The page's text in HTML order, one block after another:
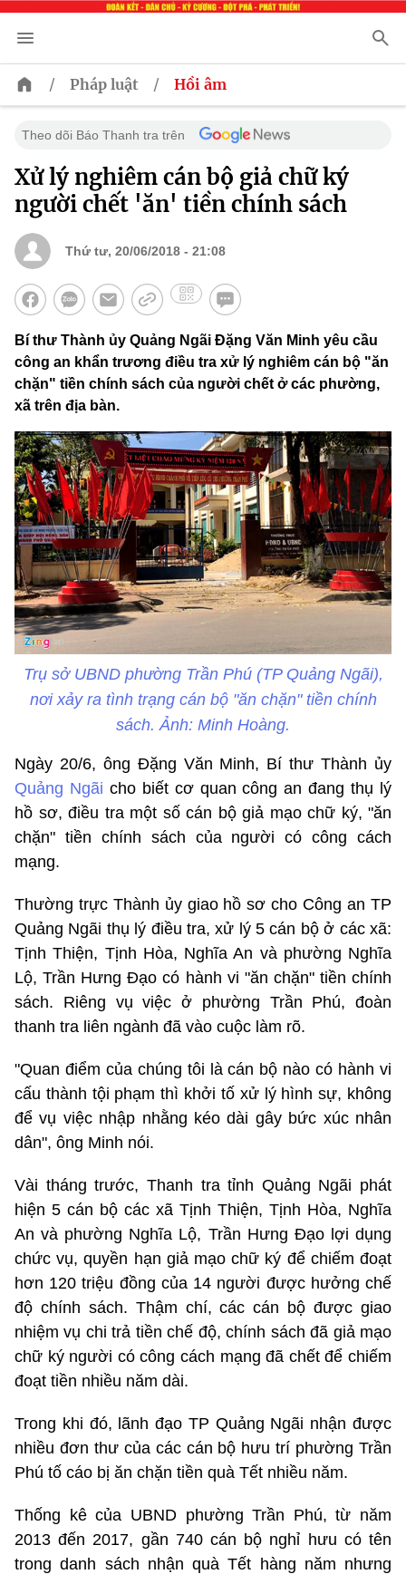
/ Pháp luật / Hồi âm
Theo dõi Báo Thanh tra trên
Xử lý nghiêm cán bộ giả chữ ký
người chết 'ăn' tiền chính sách
Thứ tư, 20/06/2018 - 21:08
Bí thư Thành ủy Quảng Ngãi Đặng Văn Minh yêu cầu
công an khẩn trương điều tra xử lý nghiêm cán bộ "ăn
chặn" tiền chính sách của người chết ở các phường,
xã trên địa bàn.
Trụ sở UBND phường Trần Phú (TP Quảng Ngãi),
nơi xảy ra tình trạng cán bộ "ăn chặn" tiền chính
sách. Ảnh: Minh Hoàng.
Ngày 20/6, ông Đặng Văn Minh, Bí thư Thành ủy
Quảng Ngãi cho biết cơ quan công an đang thụ lý
hồ sơ, điều tra một số cán bộ giả mạo chữ ký, "ăn
chặn" tiền chính sách của người có công cách
mạng.
Thường trực Thành ủy giao hồ sơ cho Công an TP
Quảng Ngãi thụ lý điều tra, xử lý 5 cán bộ ở các xã:
Tịnh Thiện, Tịnh Hòa, Nghĩa An và phường Nghĩa
Lộ, Trần Hưng Đạo có hành vi "ăn chặn" tiền chính
sách. Riêng vụ việc ở phường Trần Phú, đoàn
thanh tra liên ngành đã vào cuộc làm rõ.
"Quan điểm của chúng tôi là cán bộ nào có hành vi
cấu thành tội phạm thì khởi tố xử lý hình sự, không
để vụ việc nhập nhằng kéo dài gây bức xúc nhân
dân", ông Minh nói.
Vài tháng trước, Thanh tra tỉnh Quảng Ngãi phát
hiện 5 cán bộ các xã Tịnh Thiện, Tịnh Hòa, Nghĩa
An và phường Nghĩa Lộ, Trần Hưng Đạo lợi dụng
chức vụ, quyền hạn giả mạo chữ ký để chiếm đoạt
hơn 120 triệu đồng của 14 người được hưởng chế
độ chính sách. Thậm chí, các cán bộ được giao
nhiệm vụ chi trả tiền chế độ, chính sách đã giả mạo
chữ ký người có công cách mạng đã chết để chiếm
đoạt tiền nhiều năm dài.
Trong khi đó, lãnh đạo TP Quảng Ngãi nhận được
nhiều đơn thư của các cán bộ hưu trí phường Trần
Phú tố cáo bị ăn chặn tiền quà Tết nhiều năm.
Thống kê của UBND phường Trần Phú, từ năm
2013 đến 2017, gần 740 cán bộ nghỉ hưu có tên
trong danh sách nhận quà Tết hàng năm nhưng